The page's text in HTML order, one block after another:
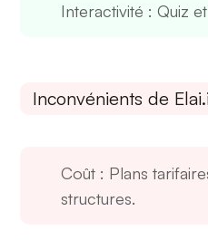
Interactivité : Quiz
Inconvénients de
Coût : Plans
structures.